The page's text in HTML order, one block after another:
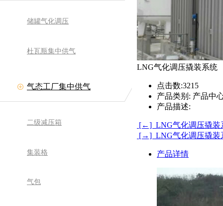
LNG气化调压撬装系统
点击数:3215
产品类别: 产品中
产品描述:
[←] LNG气化调压撬装
[→] LNG气化调压撬装
产品详情
储罐气化调压
杜瓦瓶集中供气
气态工厂集中供气
二级减压箱
集装格
气包